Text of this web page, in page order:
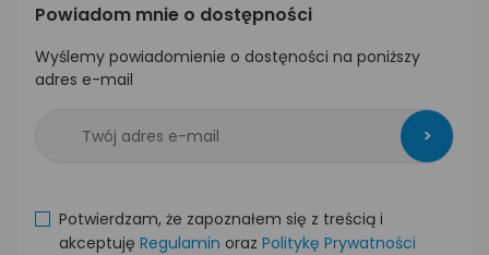
Powiadom mnie o dostępności
Wyślemy powiadomienie o dostęności na poniższy
adres e-mail
>
Potwierdzam, że zapoznałem się z treścią i
akceptuję Regulamin oraz Politykę Prywatności